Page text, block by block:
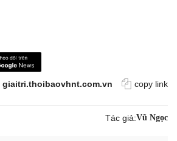
giaitri.thoibaovhnt.com.vn copy link
Tác giả:Vũ Ngọc